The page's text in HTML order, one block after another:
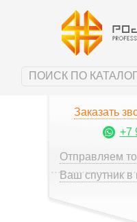
Заказать
+7
Отправляем
Ваш спутник в